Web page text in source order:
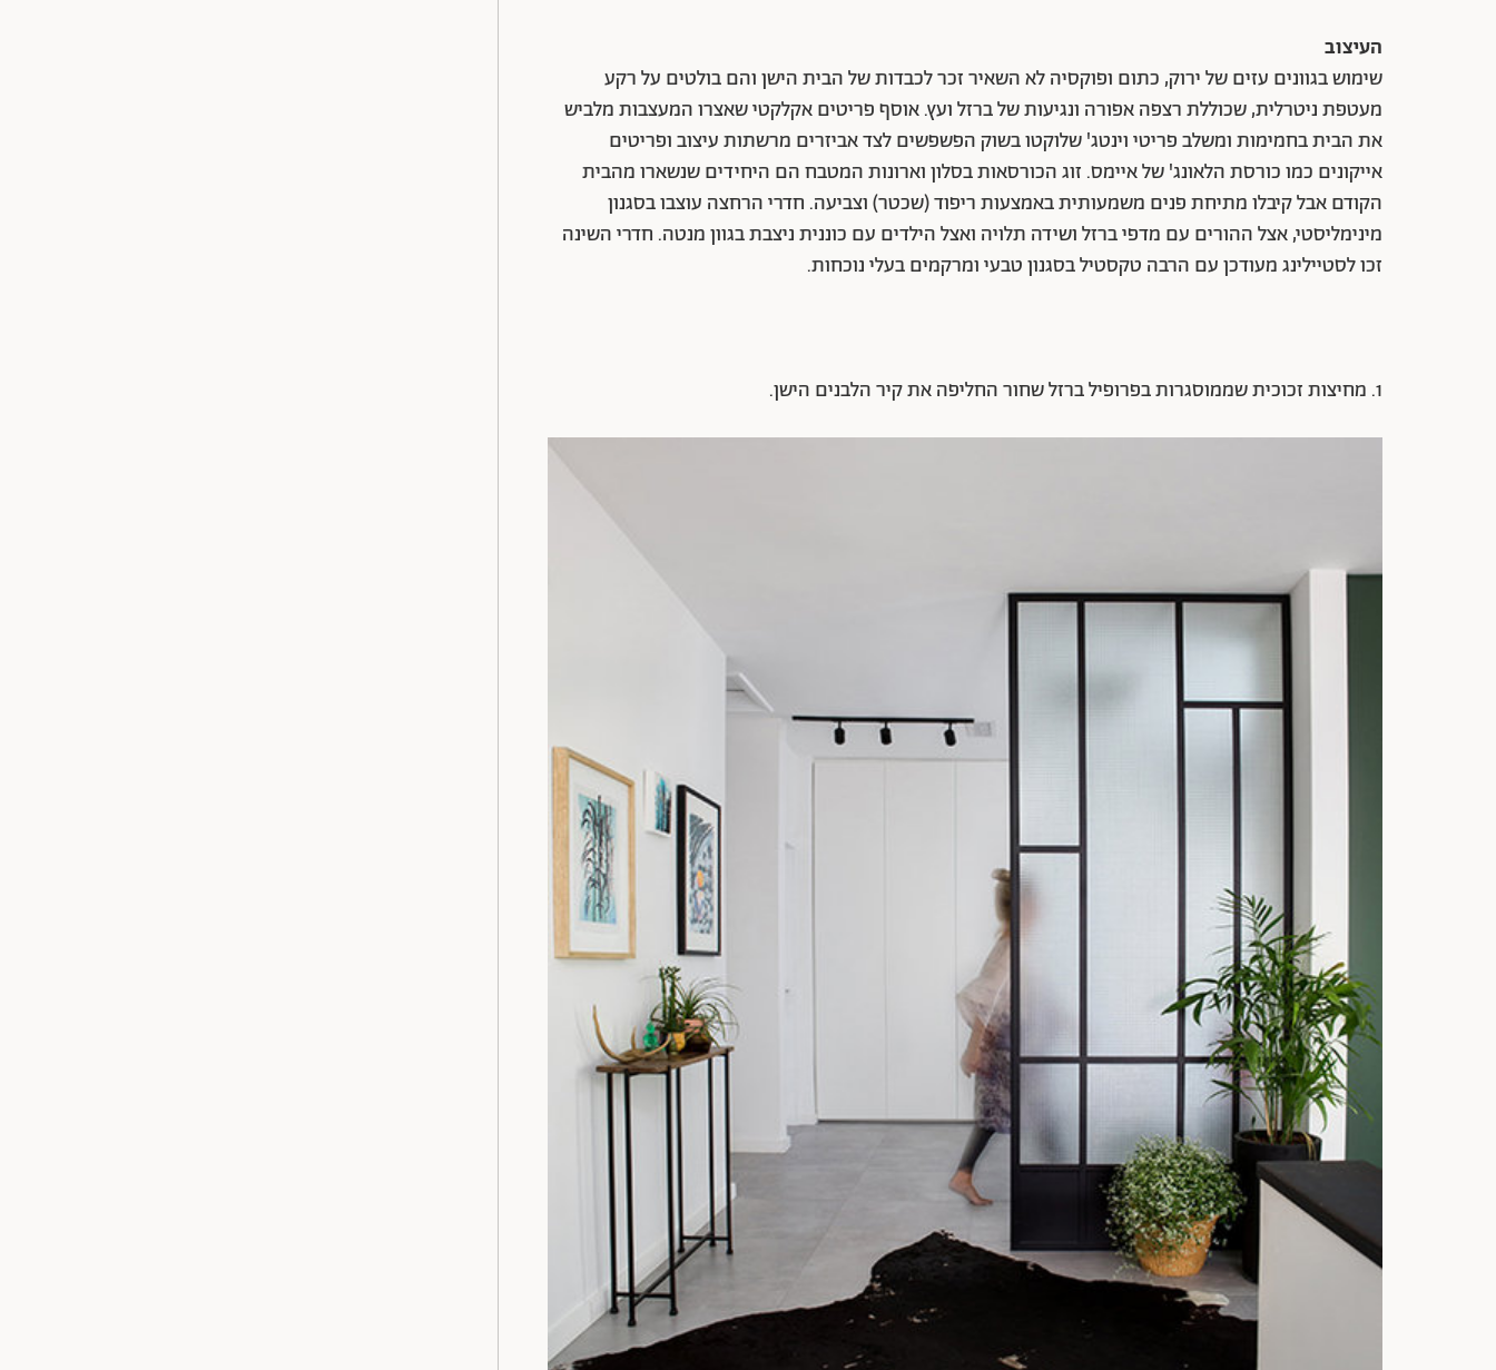
העיצוב
שימוש בגוונים עזים של ירוק, כתום ופוקסיה לא השאיר זכר לכבדות של הבית הישן והם בולטים על רקע
מעטפת ניטרלית, שכוללת רצפה אפורה ונגיעות של ברזל ועץ. אוסף פריטים אקלקטי שאצרו המעצבות מלביש
את הבית בחמימות ומשלב פריטי וינטג' שלוקטו בשוק הפשפשים לצד אביזרים מרשתות עיצוב ופריטים
אייקונים כמו כורסת הלאונג' של איימס. זוג הכורסאות בסלון וארונות המטבח הם היחידים שנשארו מהבית
הקודם אבל קיבלו מתיחת פנים משמעותית באמצעות ריפוד (שכטר) וצביעה. חדרי הרחצה עוצבו בסגנון
מינימליסטי, אצל ההורים עם מדפי ברזל ושידה תלויה ואצל הילדים עם כוננית ניצבת בגוון מנטה. חדרי השינה
זכו לסטיילינג מעודכן עם הרבה טקסטיל בסגנון טבעי ומרקמים בעלי נוכחות.
1. מחיצות זכוכית שממוסגרות בפרופיל ברזל שחור החליפה את קיר הלבנים הישן.